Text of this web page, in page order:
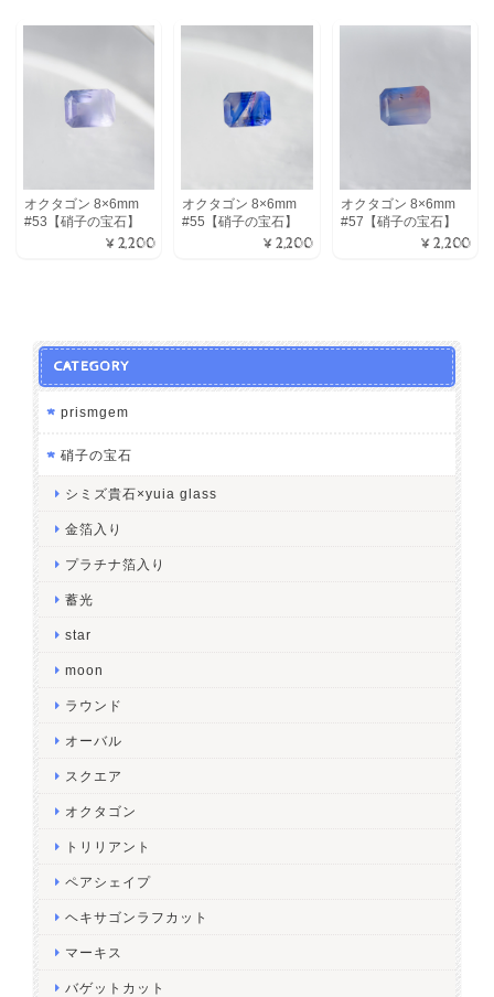
オクタゴン 8×6mm
#53【硝子の宝石】
¥2,200
オクタゴン 8×6mm
#55【硝子の宝石】
¥2,200
オクタゴン 8×6mm
#57【硝子の宝石】
¥2,200
CATEGORY
prismgem
硝子の宝石
シミズ貴石×yuia glass
金箔入り
プラチナ箔入り
蓄光
star
moon
ラウンド
オーバル
スクエア
オクタゴン
トリリアント
ペアシェイプ
ヘキサゴンラフカット
マーキス
バゲットカット